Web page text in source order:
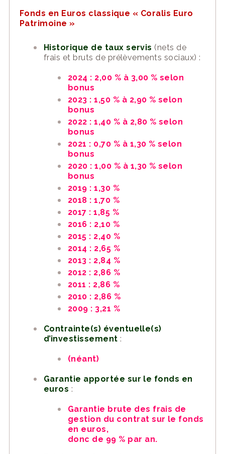
Fonds en Euros classique « Coralis Euro
Patrimoine »
Historique de taux servis (nets de
frais et bruts de prélèvements sociaux) :
2024 : 2,00 % à 3,00 % selon
bonus
2023 : 1,50 % à 2,90 % selon
bonus
2022 : 1,40 % à 2,80 % selon
bonus
2021 : 0,70 % à 1,30 % selon
bonus
2020 : 1,00 % à 1,30 % selon
bonus
2019 : 1,30 %
2018 : 1,70 %
2017 : 1,85 %
2016 : 2,10 %
2015 : 2,40 %
2014 : 2,65 %
2013 : 2,84 %
2012 : 2,86 %
2011 : 2,86 %
2010 : 2,86 %
2009 : 3,21 %
Contrainte(s) éventuelle(s)
d’investissement :
(néant)
Garantie apportée sur le fonds en
euros :
Garantie brute des frais de
gestion du contrat sur le fonds
en euros,
donc de 99 % par an.